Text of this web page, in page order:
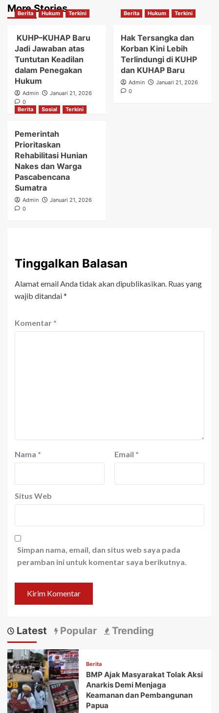
More Stories
Berita Hukum Terkini
KUHP–KUHAP Baru
Jadi Jawaban atas
Tuntutan Keadilan
dalam Penegakan
Hukum
Admin
Januari 21, 2026
0
Berita Hukum Terkini
Hak Tersangka dan
Korban Kini Lebih
Terlindungi di KUHP
dan KUHAP Baru
Admin
Januari 21, 2026
0
Berita Sosial Terkini
Pemerintah
Prioritaskan
Rehabilitasi Hunian
Nakes dan Warga
Pascabencana
Sumatra
Admin
Januari 21, 2026
0
Tinggalkan Balasan
Alamat email Anda tidak akan dipublikasikan. Ruas yang
wajib ditandai*
Komentar *
Nama * Email *
Situs Web
Simpan nama, email, dan situs web saya pada
peramban ini untuk komentar saya berikutnya.
Latest Popular Trending
Berita
BMP Ajak Masyarakat Tolak Aksi
Anarkis Demi Menjaga
Keamanan dan Pembangunan
Papua